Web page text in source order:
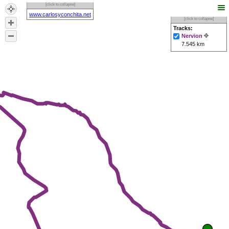
[click to collapse]
Tracks:
Nervion
7.545 km
[click to collapse]
www.carlosyconchita.net